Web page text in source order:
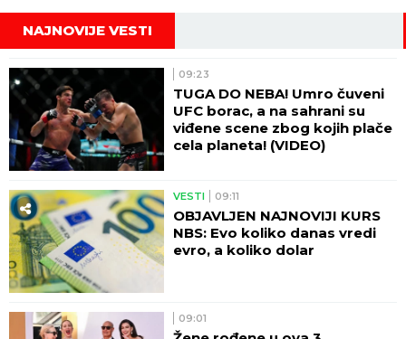
NAJNOVIJE VESTI
09:23
TUGA DO NEBA! Umro čuveni
UFC borac, a na sahrani su
viđene scene zbog kojih plače
cela planeta! (VIDEO)
VESTI 09:11
OBJAVLJEN NAJNOVIJI KURS
NBS: Evo koliko danas vredi
evro, a koliko dolar
09:01